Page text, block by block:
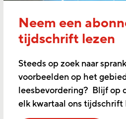
Neem een
tijdschrift lezen
Steeds op zoek naar
voorbeelden op het
leesbevordering? Blijf op
elk kwartaal ons tijdschrift